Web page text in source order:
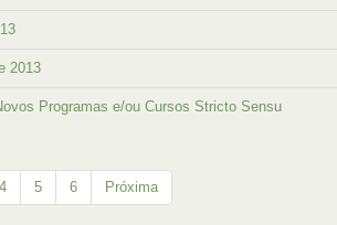
2013
Programas e/ou Cursos Stricto Sensu
4 5 6 Próxima